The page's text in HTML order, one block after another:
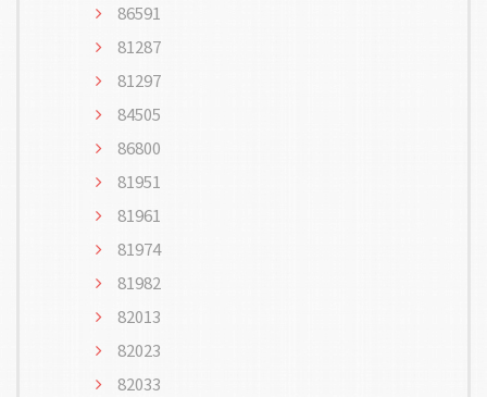
86591
81287
81297
84505
86800
81951
81961
81974
81982
82013
82023
82033